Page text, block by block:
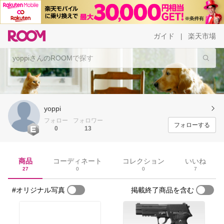
ガイド 楽天市場
yoppi
フォロー
0
フォロワー
13
フォローする
商品
27
コーディネート
0
コレクション
0
いいね
7
#オリジナル写真 掲載終了商品を含む